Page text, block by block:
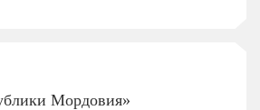
Мордовия»